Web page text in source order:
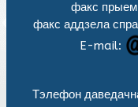
факс
факс аддзела
E-mail:
Тэлефон